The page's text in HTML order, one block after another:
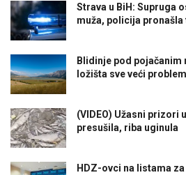
Strava u BiH: Supruga
muža, policija pronašla
Blidinje pod
ložišta sve veći
(VIDEO) Užasni prizori
presušila, riba uginula
HDZ-ovci na listama